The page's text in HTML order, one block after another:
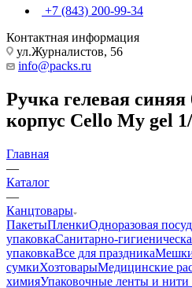
+7 (843) 200-99-34
Контактная информация
ул.Журналистов, 56
info@packs.ru
Ручка гелевая
корпус Cello My gel
Главная
—
Каталог
—
Канцтовары
ПакетыПленкиОдноразовая
упаковкаСанитарно-
упаковкаВсе для праздника
сумкиХозтоварыМедицинские
химияУпаковочные ленты и нити